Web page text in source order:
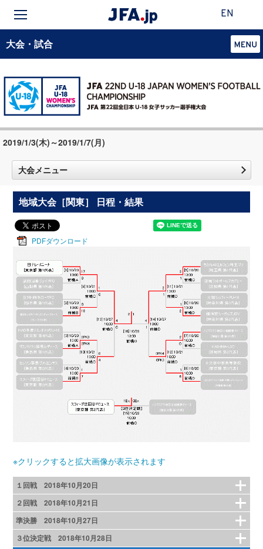
EN
大会・試合
2019/1/3(木)～2019/1/7(月)
大会メニュー
地域大会［関東］ 日程・結果
PDFダウンロード
※クリックすると拡大画像が表示されます
１回戦 2018年10月20日
２回戦 2018年10月21日
準決勝 2018年10月27日
３位決定戦 2018年10月28日